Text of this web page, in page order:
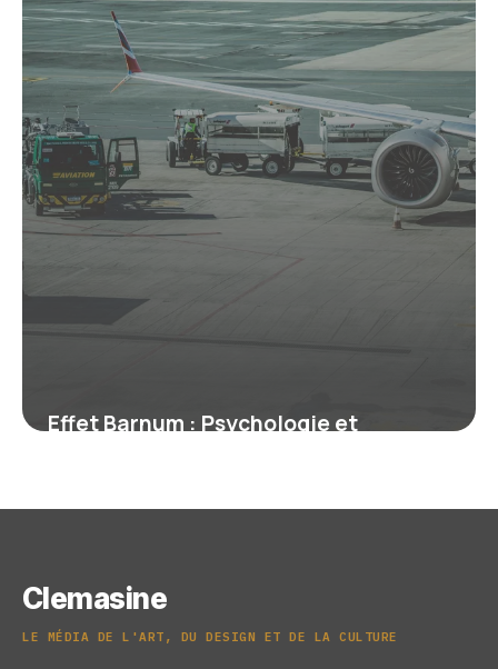
Effet Barnum : Psychologie et
Clemasine
LE MÉDIA DE L'ART, DU DESIGN ET DE LA CULTURE